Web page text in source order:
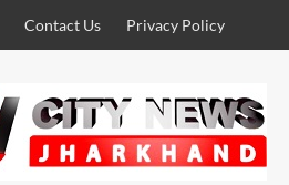
Contact Us Privacy Policy